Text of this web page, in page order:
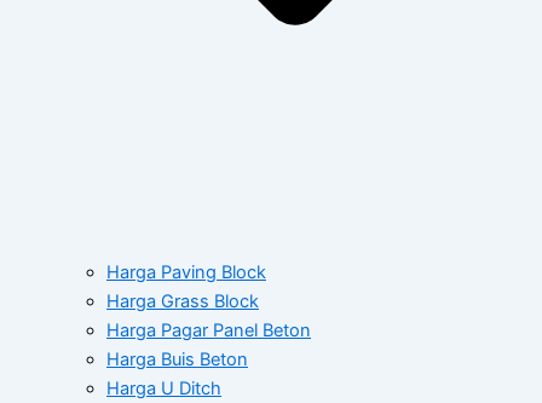
Harga Paving Block
Harga Grass Block
Harga Pagar Panel Beton
Harga Buis Beton
Harga U Ditch